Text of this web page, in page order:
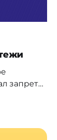
запрет